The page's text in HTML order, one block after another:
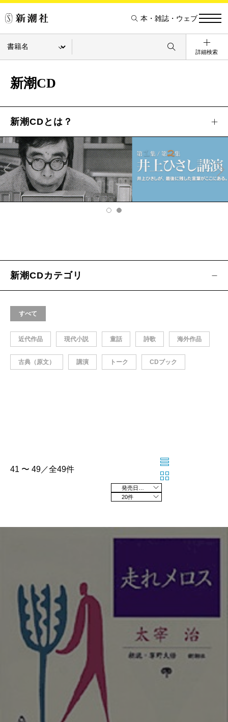
本・雑誌・ウェブ
詳細検索
新潮CD
新潮CDとは？
Pre
v
xt
新潮CDカテゴリ
すべて
近代作品 現代小説 童話 詩歌 海外作品
古典（原文） 講演 トーク CDブック
41 〜 49／全49件
20件